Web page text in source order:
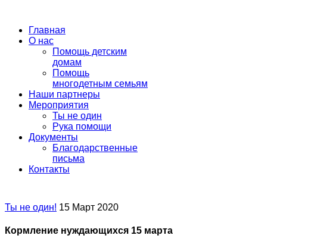
Главная
О нас
Помощь детским
домам
Помощь
многодетным семьям
Наши партнеры
Мероприятия
Ты не один
Рука помощи
Документы
Благодарственные
письма
Контакты
Ты не один! 15 Март 2020
Кормление нуждающихся 15 марта